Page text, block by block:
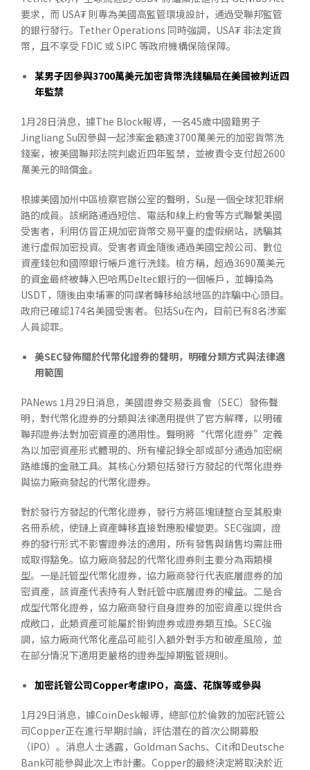
要求，而 USA₮ 則專為美國高監管環境設計，通過受聯邦監管
的銀行發行。Tether Operations 同時強調，USA₮ 非法定貨
幣，且不享受 FDIC 或 SIPC 等政府機構保險保障。
某男子因參與3700萬美元加密貨幣洗錢騙局在美國被判近四
年監禁
1月28日消息，據The Block報導，一名45歲中國籍男子
Jingliang Su因參與一起涉案金額達3700萬美元的加密貨幣洗
錢案，被美國聯邦法院判處近四年監禁，並被責令支付超2600
萬美元的賠償金。
根據美國加州中區檢察官辦公室的聲明，Su是一個全球犯罪網
路的成員。該網路通過短信、電話和線上約會等方式聯繫美國
受害者，利用仿冒正規加密貨幣交易平臺的虛假網站，誘騙其
進行虛假加密投資。受害者資金隨後通過美國空殼公司、數位
資產錢包和國際銀行帳戶進行洗錢。檢方稱，超過3690萬美元
的資金最終被轉入巴哈馬Deltec銀行的一個帳戶，並轉換為
USDT，隨後由柬埔寨的同謀者轉移給該地區的詐騙中心頭目。
政府已確認174名美國受害者。包括Su在內，目前已有8名涉案
人員認罪。
美SEC發佈關於代幣化證券的聲明，明確分類方式與法律適
用範圍
PANews 1月29日消息，美國證券交易委員會（SEC）發佈聲
明，對代幣化證券的分類與法律適用提供了官方解釋，以明確
聯邦證券法對加密資產的適用性。聲明將“代幣化證券”定義
為以加密資產形式體現的、所有權記錄全部或部分通過加密網
路維護的金融工具。其核心分類包括發行方發起的代幣化證券
與協力廠商發起的代幣化證券。
對於發行方發起的代幣化證券，發行方將區塊鏈整合至其股東
名冊系統，使鏈上資產轉移直接對應股權變更。SEC強調，證
券的發行形式不影響證券法的適用，所有發售與銷售均需註冊
或取得豁免。協力廠商發起的代幣化證券則主要分為兩類模
型。一是託管型代幣化證券，協力廠商發行代表底層證券的加
密資產，該資產代表持有人對託管中底層證券的權益。二是合
成型代幣化證券，協力廠商發行自身證券的加密資產以提供合
成敞口，此類資產可能屬於掛鉤證券或證券類互換。SEC強
調，協力廠商代幣化產品可能引入額外對手方和破產風險，並
在部分情況下適用更嚴格的證券型掉期監管規則。
加密託管公司Copper考慮IPO，高盛、花旗等或參與
1月29日消息，據CoinDesk報導，總部位於倫敦的加密託管公
司Copper正在進行早期討論，評估潛在的首次公開募股
（IPO）。消息人士透露，Goldman Sachs、Citi和Deutsche
Bank可能參與此次上市計畫。Copper的最終決定將取決於近